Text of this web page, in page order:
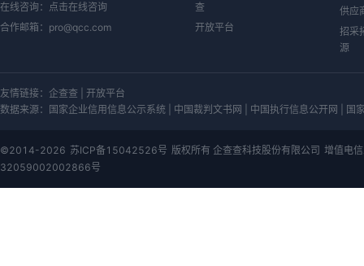
在线咨询： 点击在线咨询
合作邮箱： pro@qcc.com
查
开放平台
供应
招采
源
友情链接： 企查查
开放平台
数据来源：
国家企业信用信息公示系统 | 中国裁判文书网 | 中国执行信息公开网 | 国
©2014-2026 苏ICP备15042526号 版权所有 企查查科技股份有限公司 增值电
32059002002866号